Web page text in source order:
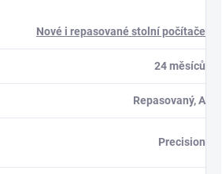
Nové i repasované stolní počítače
24 měsíců
Repasovaný, A
Precision